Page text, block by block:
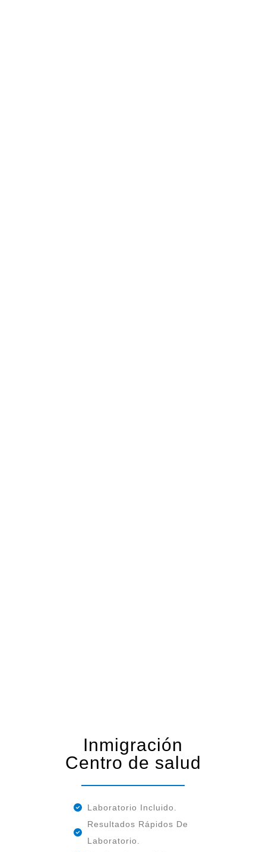
Inmigración
Centro de salud
Laboratorio Incluido.
Resultados Rápidos De
Laboratorio.